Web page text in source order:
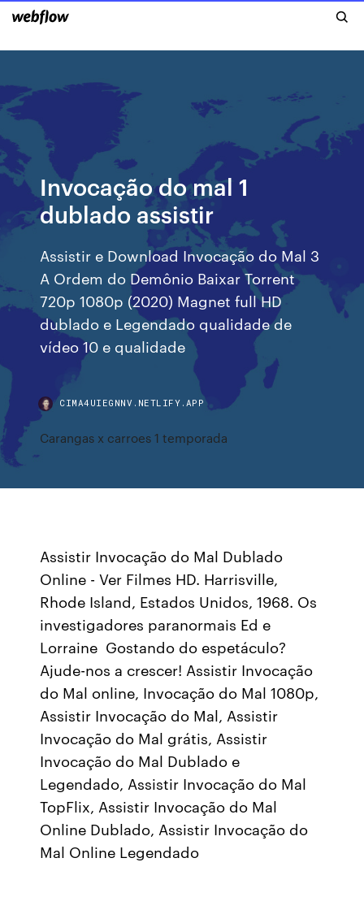
Invocação do mal 1
dublado assistir
Assistir e Download Invocação do Mal 3
A Ordem do Demônio Baixar Torrent
720p 1080p (2020) Magnet full HD
dublado e Legendado qualidade de
vídeo 10 e qualidade
CIMA4UIEGNNV.NETLIFY.APP
Carangas x carroes 1 temporada
Assistir Invocação do Mal Dublado
Online - Ver Filmes HD. Harrisville,
Rhode Island, Estados Unidos, 1968. Os
investigadores paranormais Ed e
Lorraine Gostando do espetáculo?
Ajude-nos a crescer! Assistir Invocação
do Mal online, Invocação do Mal 1080p,
Assistir Invocação do Mal, Assistir
Invocação do Mal grátis, Assistir
Invocação do Mal Dublado e
Legendado, Assistir Invocação do Mal
TopFlix, Assistir Invocação do Mal
Online Dublado, Assistir Invocação do
Mal Online Legendado